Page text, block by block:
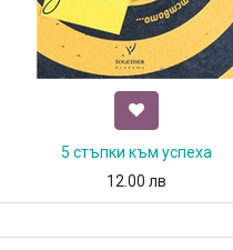
5 стъпки към успеха
12.00 лв